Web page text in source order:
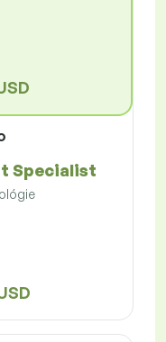
Specialist